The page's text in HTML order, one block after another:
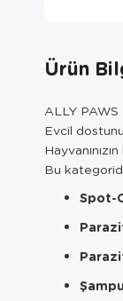
Ürün
ALLY PAWS
Evcil
Bu
Spot-